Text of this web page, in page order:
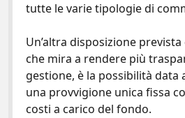
tutte le varie tipologie di
Un’altra disposizione
che mira a rendere più
gestione, è la possibilità data
una provvigione unica fissa
costi a carico del fondo.